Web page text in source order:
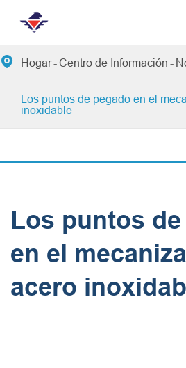
 Hogar Centro de Información
Los puntos de pegado en el
inoxidable
Los puntos
en el
acero